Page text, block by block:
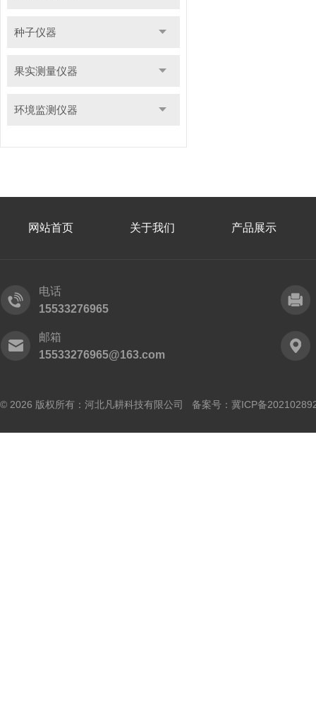
种子仪器
果实测量仪器
环境监测仪器
网站首页 关于我们 产品展示
电话
15533276965
邮箱
15533276965@163.com
© 2026 版权所有：河北凡耕科技有限公司 备案号： 冀ICP备